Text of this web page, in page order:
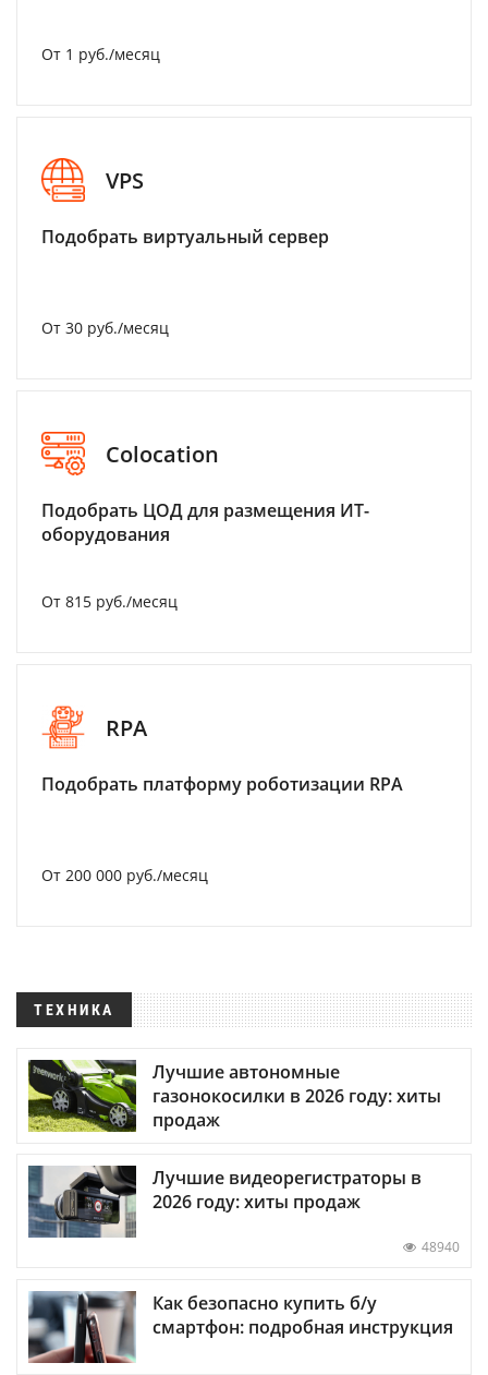
От 1 руб./месяц
VPS
Подобрать виртуальный сервер
От 30 руб./месяц
Colocation
Подобрать ЦОД для размещения ИТ-
оборудования
От 815 руб./месяц
RPA
Подобрать платформу роботизации RPA
От 200 000 руб./месяц
ТЕХНИКА
Лучшие автономные
газонокосилки в 2026 году: хиты
продаж
Лучшие видеорегистраторы в
2026 году: хиты продаж
48940
Как безопасно купить б/у
смартфон: подробная инструкция